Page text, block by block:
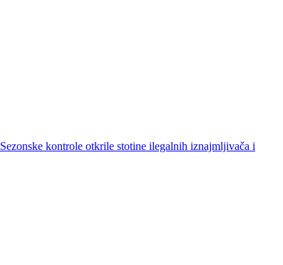
Sezonske kontrole otkrile stotine ilegalnih iznajmljivača i